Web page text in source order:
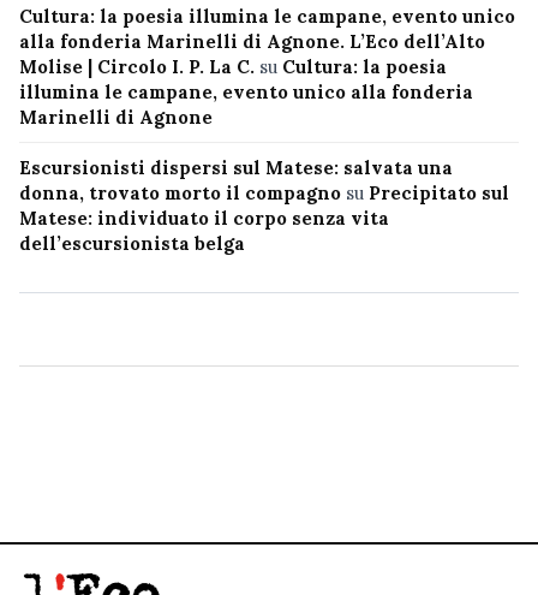
Cultura: la poesia illumina le campane, evento unico
alla fonderia Marinelli di Agnone. L’Eco dell’Alto
Molise | Circolo I. P. La C. su Cultura: la poesia
illumina le campane, evento unico alla fonderia
Marinelli di Agnone
Escursionisti dispersi sul Matese: salvata una
donna, trovato morto il compagno su Precipitato sul
Matese: individuato il corpo senza vita
dell’escursionista belga